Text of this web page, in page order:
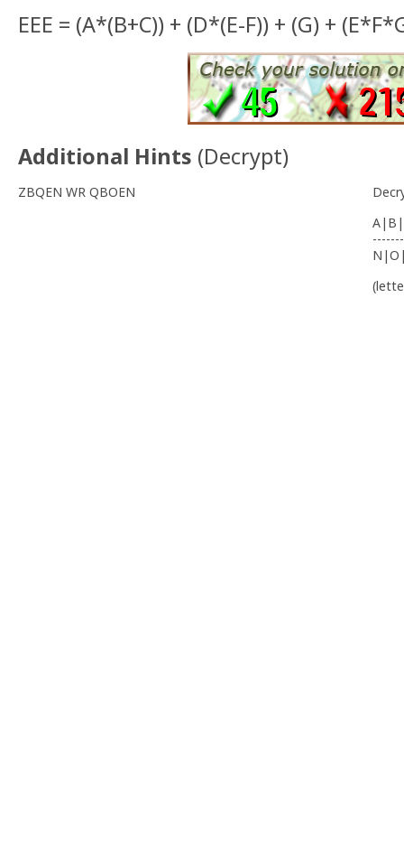
EEE = (A*(B+C)) + (D*(E-F)) + (G) +
Additional Hints (Decrypt)
ZBQEN WR QBOEN